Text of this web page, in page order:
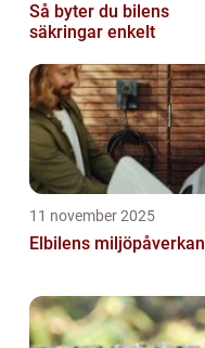
Så byter du bilens
säkringar enkelt
11 november 2025
Elbilens miljöpåverkan